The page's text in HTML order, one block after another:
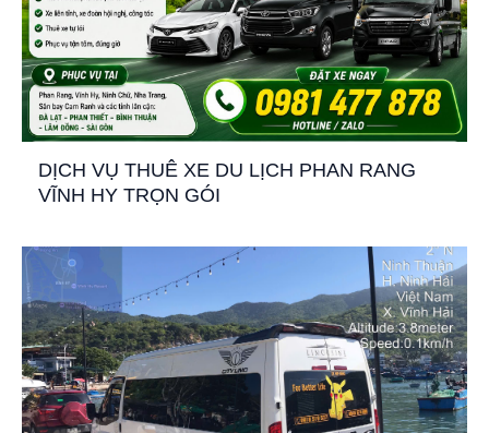
DỊCH VỤ THUÊ XE DU LỊCH PHAN RANG
VĨNH HY TRỌN GÓI